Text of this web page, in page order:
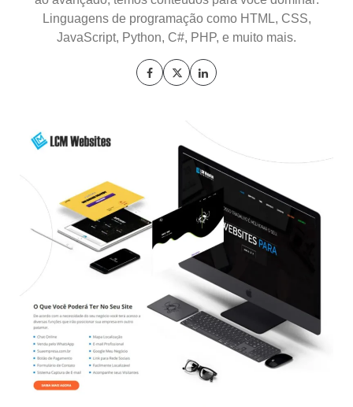
Linguagens de programação como HTML, CSS,
JavaScript, Python, C#, PHP, e muito mais.